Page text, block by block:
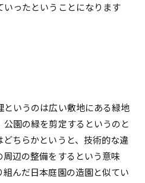
ったということになります
いうのは広い敷地にある緑地
園の緑を剪定するというのと
ちらかというと、技術的な違
辺の整備をするという意味
んだ日本庭園の造園と似てい